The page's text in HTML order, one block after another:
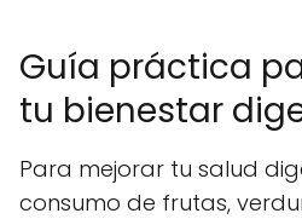
Guía práctica
tu bienestar
Para mejorar tu salud
consumo de frutas,